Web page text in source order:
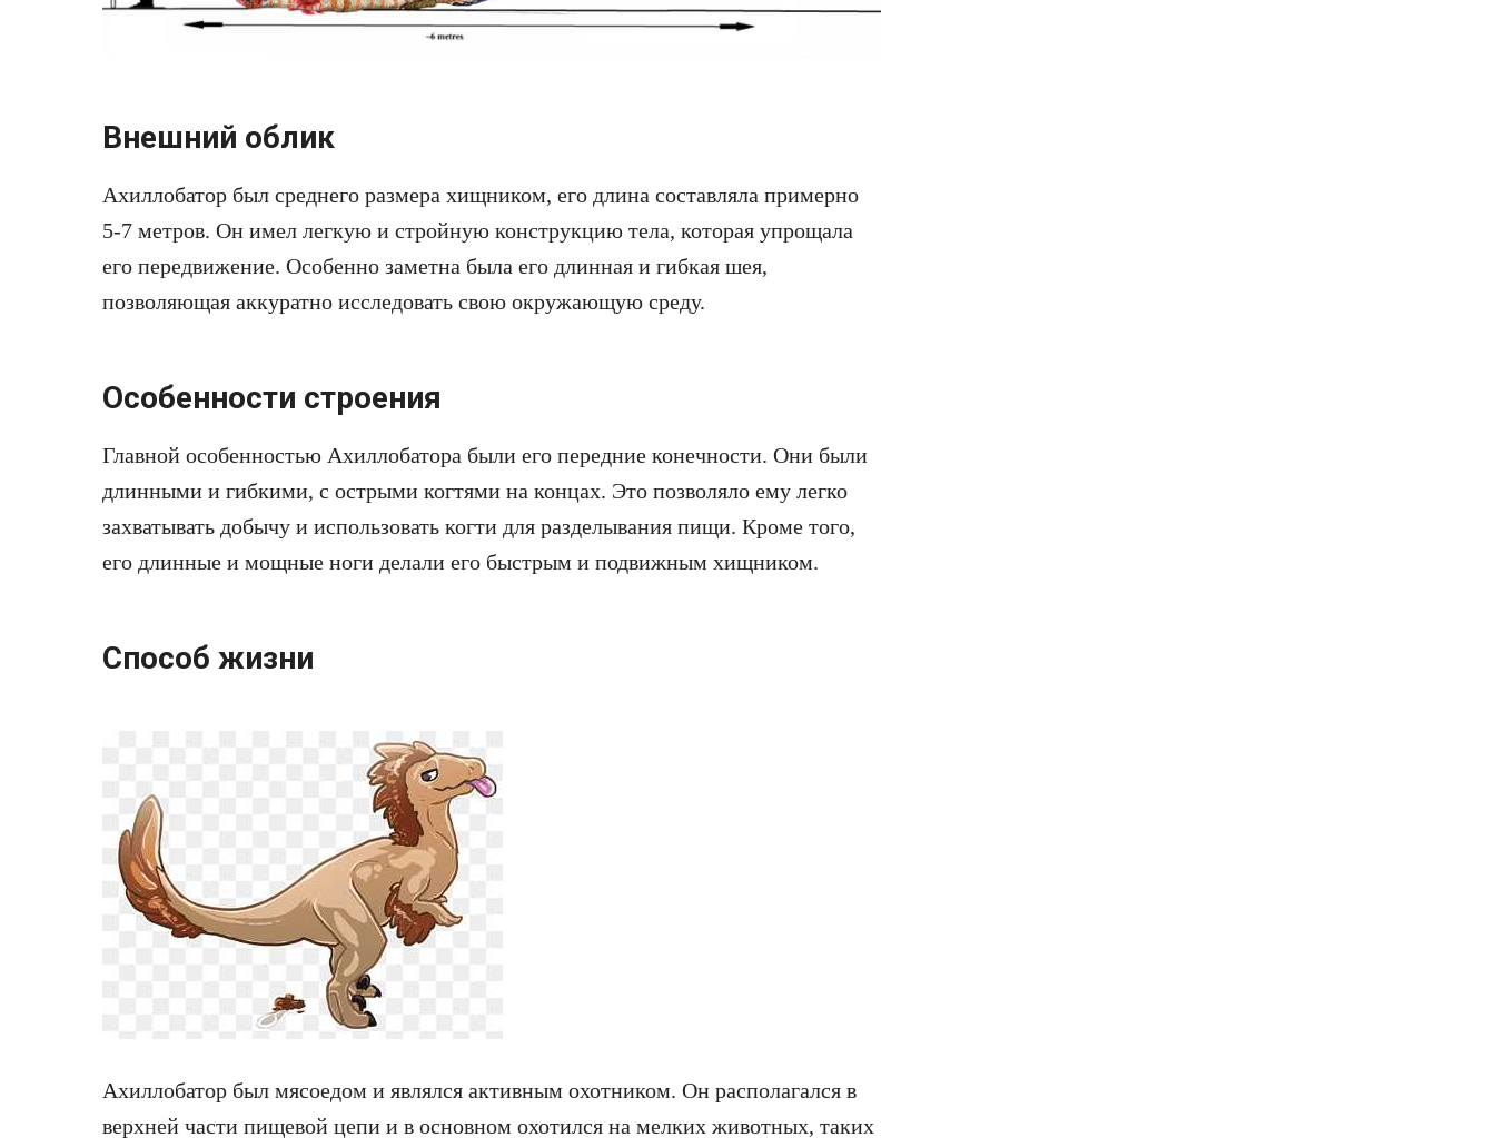
Внешний облик
Ахиллобатор был среднего размера хищником, его длина составляла примерно
5-7 метров. Он имел легкую и стройную конструкцию тела, которая упрощала
его передвижение. Особенно заметна была его длинная и гибкая шея,
позволяющая аккуратно исследовать свою окружающую среду.
Особенности строения
Главной особенностью Ахиллобатора были его передние конечности. Они были
длинными и гибкими, с острыми когтями на концах. Это позволяло ему легко
захватывать добычу и использовать когти для разделывания пищи. Кроме того,
его длинные и мощные ноги делали его быстрым и подвижным хищником.
Способ жизни
Ахиллобатор был мясоедом и являлся активным охотником. Он располагался в
верхней части пищевой цепи и в основном охотился на мелких животных, таких